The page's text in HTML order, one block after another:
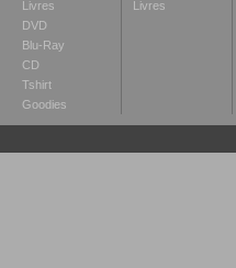
Livres
DVD
Blu-Ray
CD
Tshirt
Goodies
Livres